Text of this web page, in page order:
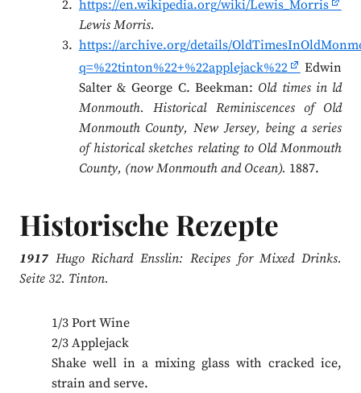
https://en.wikipedia.org/wiki/Lewis_Morris
Lewis Morris.
https://archive.org/details/
q=%22tinton%22+%22applejack%22
Edwin
Salter & George C. Beekman: Old times in ld
Monmouth. Historical Reminiscences of Old
Monmouth County, New Jersey, being a series
of historical sketches relating to Old Monmouth
County, (now Monmouth and Ocean). 1887.
Historische Rezepte
1917Hugo Richard Ensslin: Recipes for Mixed Drinks.
Seite 32. Tinton.
1/3 Port Wine
2/3 Applejack
Shake well in a mixing glass with cracked ice,
strain and serve.